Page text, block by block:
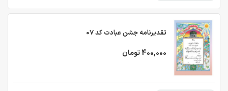
تقدیرنامه جشن عبادت کد 07
400,000 تومان